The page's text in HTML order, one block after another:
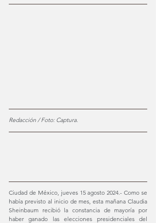
Redacción / Foto: Captura.
Ciudad de México, jueves 15 agosto 2024.- Como se
había previsto al inicio de mes, esta mañana Claudia
Sheinbaum recibió la constancia de mayoría por
haber ganado las elecciones presidenciales del